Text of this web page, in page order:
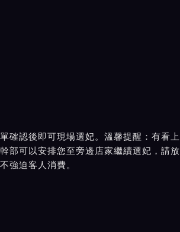
確認後即可現場選妃。溫馨提醒：有看上
部可以安排您至旁邊店家繼續選妃，請放
強迫客人消費。